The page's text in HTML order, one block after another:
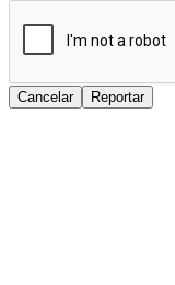
Cancelar Reportar